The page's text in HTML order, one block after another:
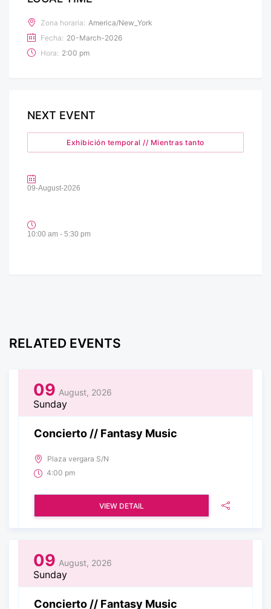
Zona horaria: America/New_York
Fecha: 20-March-2026
Hora: 2:00 pm
NEXT EVENT
Exhibición temporal // Mientras tanto
09-August-2026
10:00 am - 5:30 pm
RELATED EVENTS
09 August, 2026
Sunday
Concierto // Fantasy Music
Plaza vergara S/N
4:00 pm
VIEW DETAIL
09 August, 2026
Sunday
Concierto // Fantasy Music